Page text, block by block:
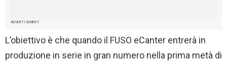
ADVERTISEMENT
L’obiettivo è che quando il FUSO eCanter entrerà in
produzione in serie in gran numero nella prima metà di